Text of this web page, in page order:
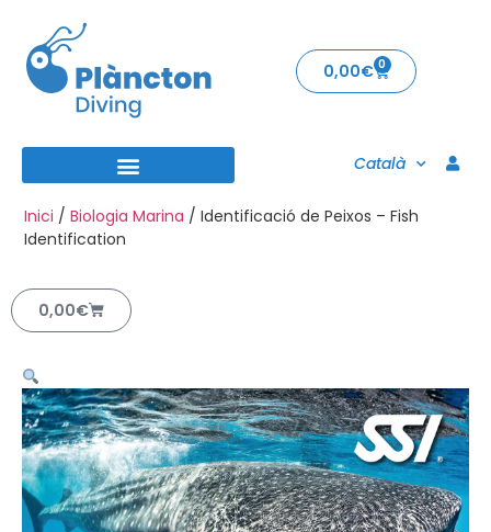
0,00€ 0
Català
Inici / Biologia Marina / Identificació de Peixos – Fish
Identification
0,00€